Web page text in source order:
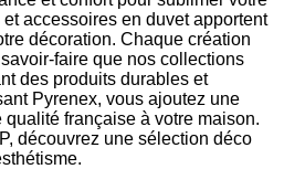
accessoires en duvet apportent
décoration. Chaque création
faire que nos collections
des produits durables et
Pyrenex, vous ajoutez une
française à votre maison.
découvrez une sélection déco